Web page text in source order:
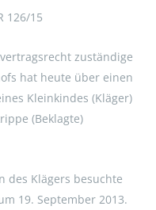
126/15
zuständige
hat heute über einen
Kleinkindes (Kläger)
(Beklagte)
des Klägers besuchte
19. September 2013.